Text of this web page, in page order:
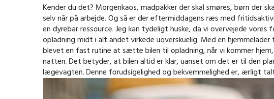
Kender du det? Morgenkaos, madpakker der skal smøres, børn der
selv når på arbejde. Og så er der eftermiddagens ræs med
en dyrebar ressource. Jeg kan tydeligt huske, da vi overvejede
opladning midt i alt andet virkede uoverskuelig. Med en
blevet en fast rutine at sætte bilen til opladning, når vi kommer
natten. Det betyder, at bilen altid er klar, uanset om det er til den
lægevagten. Denne forudsigelighed og bekvemmelighed er, ærligt